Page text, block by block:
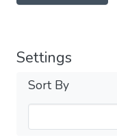
Settings
Sort By